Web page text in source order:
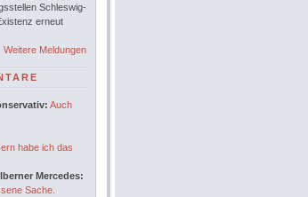
Schleswig-
erneut
Weitere Meldungen
Auch
habe ich das
Mercedes:
Sache.